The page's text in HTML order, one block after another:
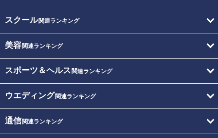
スクール関連ランキング
美容関連ランキング
スポーツ＆ヘルス 関連ランキング
ウエディング関連ランキング
通信関連ランキング